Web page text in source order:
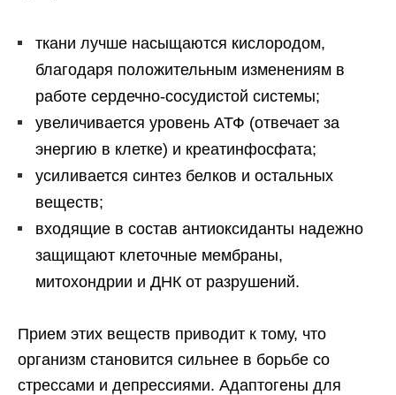
ткани лучше насыщаются кислородом,
благодаря положительным изменениям в
работе сердечно-сосудистой системы;
увеличивается уровень АТФ (отвечает за
энергию в клетке) и креатинфосфата;
усиливается синтез белков и остальных
веществ;
входящие в состав антиоксиданты надежно
защищают клеточные мембраны,
митохондрии и ДНК от разрушений.
Прием этих веществ приводит к тому, что
организм становится сильнее в борьбе со
стрессами и депрессиями. Адаптогены для